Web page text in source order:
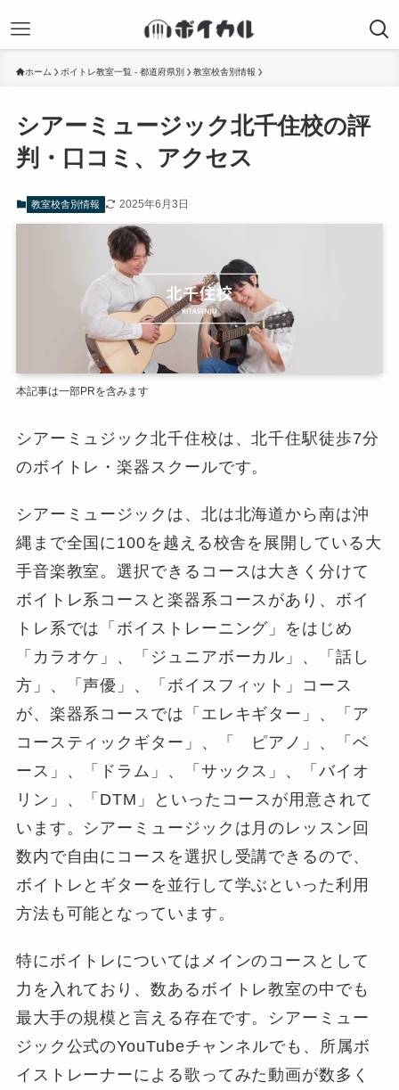
ホーム ボイトレ教室一覧 - 都道府県別 教室校舎別情報
シアーミュージック北千住校の評
判・口コミ、アクセス
教室校舎別情報 2025年6月3日
本記事は一部PRを含みます
シアーミュジック北千住校は、北千住駅徒歩7分
のボイトレ・楽器スクールです。
シアーミュージックは、北は北海道から南は沖
縄まで全国に100を越える校舎を展開している大
手音楽教室。選択できるコースは大きく分けて
ボイトレ系コースと楽器系コースがあり、ボイ
トレ系では「ボイストレーニング」をはじめ
「カラオケ」、「ジュニアボーカル」、「話し
方」、「声優」、「ボイスフィット」コース
が、楽器系コースでは「エレキギター」、「ア
コースティックギター」、「 ピアノ」、「ベ
ース」、「ドラム」、「サックス」、「バイオ
リン」、「DTM」といったコースが用意されて
います。シアーミュージックは月のレッスン回
数内で自由にコースを選択し受講できるので、
ボイトレとギターを並行して学ぶといった利用
方法も可能となっています。
特にボイトレについてはメインのコースとして
力を入れており、数あるボイトレ教室の中でも
最大手の規模と言える存在です。シアーミュー
ジック公式のYouTubeチャンネルでも、所属ボ
イストレーナーによる歌ってみた動画が数多く